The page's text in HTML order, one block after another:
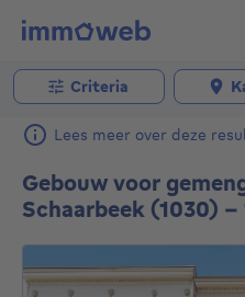
Criteria
Lees meer over deze
Gebouw voor
Schaarbeek (1030) -